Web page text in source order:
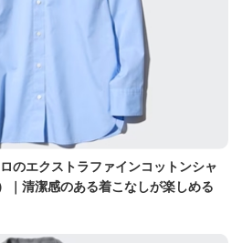
のエクストラファインコットンシャ
｜清潔感のある着こなしが楽しめる